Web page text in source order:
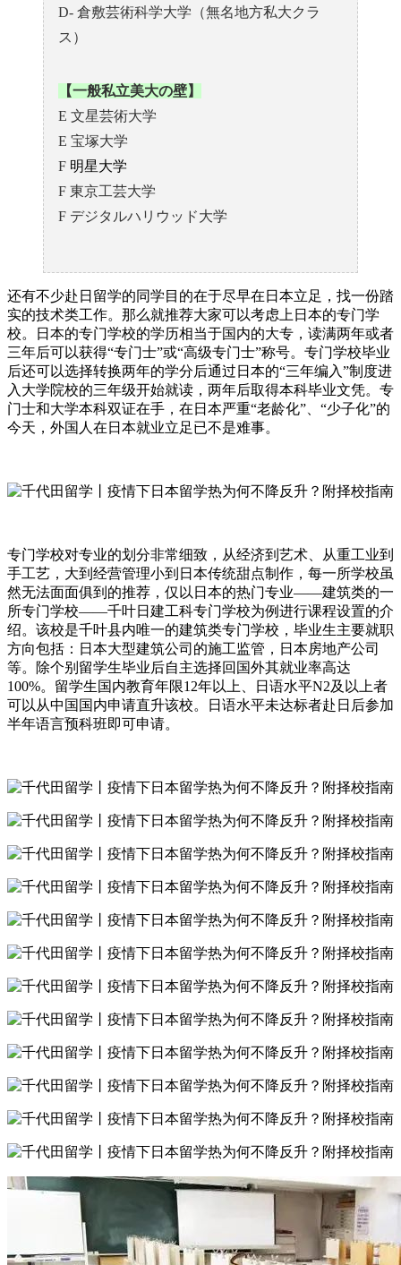
D- 倉敷芸術科学大学（無名地方私大クラ
ス）
【一般私立美大の壁】
E 文星芸術大学
E 宝塚大学
F 明星大学
F 東京工芸大学
F デジタルハリウッド大学
还有不少赴日留学的同学目的在于尽早在日本立足，找一份踏
实的技术类工作。那么就推荐大家可以考虑上日本的专门学
校。日本的专门学校的学历相当于国内的大专，读满两年或者
三年后可以获得“专门士”或“高级专门士”称号。专门学校毕业
后还可以选择转换两年的学分后通过日本的“三年编入”制度进
入大学院校的三年级开始就读，两年后取得本科毕业文凭。专
门士和大学本科双证在手，在日本严重“老龄化”、“少子化”的
今天，外国人在日本就业立足已不是难事。
专门学校对专业的划分非常细致，从经济到艺术、从重工业到
手工艺，大到经营管理小到日本传统甜点制作，每一所学校虽
然无法面面俱到的推荐，仅以日本的热门专业——建筑类的一
所专门学校——千叶日建工科专门学校为例进行课程设置的介
绍。该校是千叶县内唯一的建筑类专门学校，毕业生主要就职
方向包括：日本大型建筑公司的施工监管，日本房地产公司
等。除个别留学生毕业后自主选择回国外其就业率高达
100%。留学生国内教育年限12年以上、日语水平N2及以上者
可以从中国国内申请直升该校。日语水平未达标者赴日后参加
半年语言预科班即可申请。